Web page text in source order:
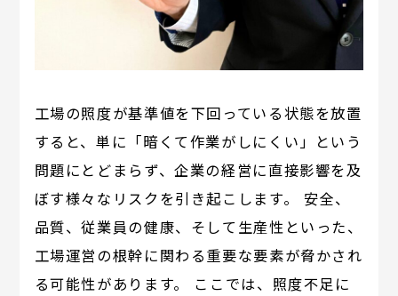
工場の照度が基準値を下回っている状態を放置
すると、単に「暗くて作業がしにくい」という
問題にとどまらず、企業の経営に直接影響を及
ぼす様々なリスクを引き起こします。 安全、
品質、従業員の健康、そして生産性といった、
工場運営の根幹に関わる重要な要素が脅かされ
る可能性があります。 ここでは、照度不足に